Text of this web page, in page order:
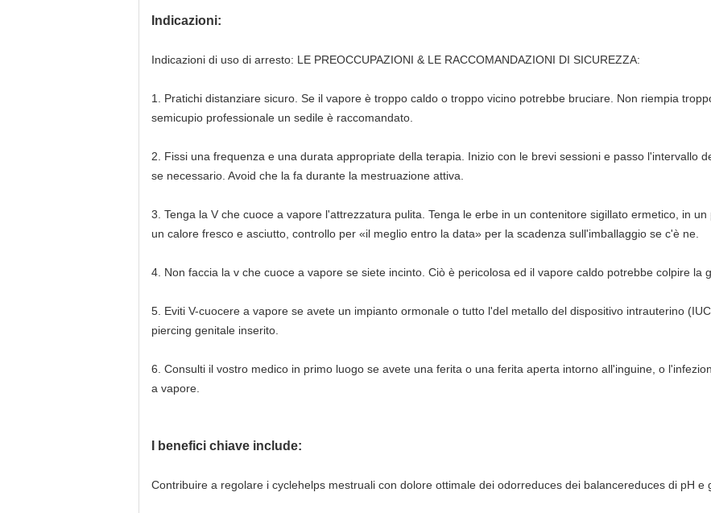
Indicazioni:
Indicazioni di uso di arresto: LE PREOCCUPAZIONI & LE RACCOMANDAZIONI DI SICUREZZA:
1. Pratichi distanziare sicuro. Se il vapore è troppo caldo o troppo vicino potrebbe bruciare. Non riempia
semicupio professionale un sedile è raccomandato.
2. Fissi una frequenza e una durata appropriate della terapia. Inizio con le brevi sessioni e passo l'intervallo
se necessario. Avoid che la fa durante la mestruazione attiva.
3. Tenga la V che cuoce a vapore l'attrezzatura pulita. Tenga le erbe in un contenitore sigillato ermetico, in
un calore fresco e asciutto, controllo per «il meglio entro la data» per la scadenza sull'imballaggio se c'è ne.
4. Non faccia la v che cuoce a vapore se siete incinto. Ciò è pericolosa ed il vapore caldo potrebbe colpire la
5. Eviti V-cuocere a vapore se avete un impianto ormonale o tutto l'del metallo del dispositivo intrauterino
piercing genitale inserito.
6. Consulti il vostro medico in primo luogo se avete una ferita o una ferita aperta intorno all'inguine, o
a vapore.
I benefici chiave include:
Contribuire a regolare i cyclehelps mestruali con dolore ottimale dei odorreduces dei balancereduces di pH